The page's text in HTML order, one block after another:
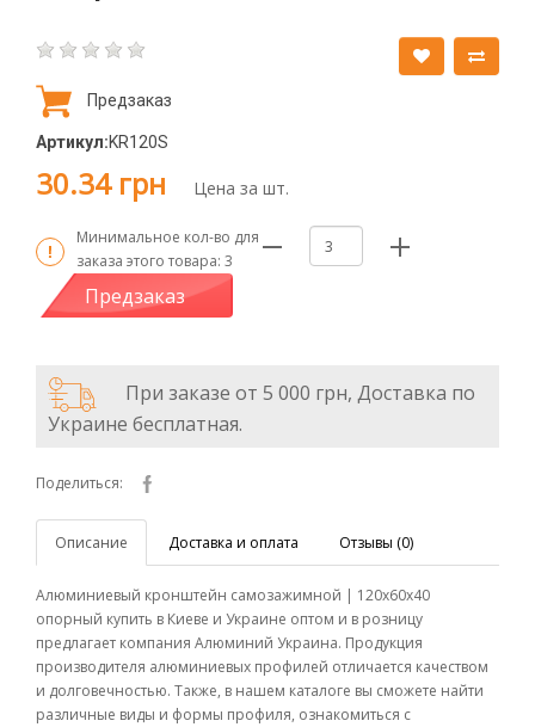
Предзаказ
Артикул:KR120S
30.34 грн Цена за шт.
Минимальное кол-во для
заказа этого товара: 3
Предзаказ
При заказе от 5 000 грн, Доставка по
Украине бесплатная.
Поделиться:
Описание Доставка и оплата Отзывы (0)
Алюминиевый кронштейн самозажимной | 120х60х40
опорный купить в Киеве и Украине оптом и в розницу
предлагает компания Алюминий Украина. Продукция
производителя алюминиевых профилей отличается качеством
и долговечностью. Также, в нашем каталоге вы сможете найти
различные виды и формы профиля, ознакомиться с